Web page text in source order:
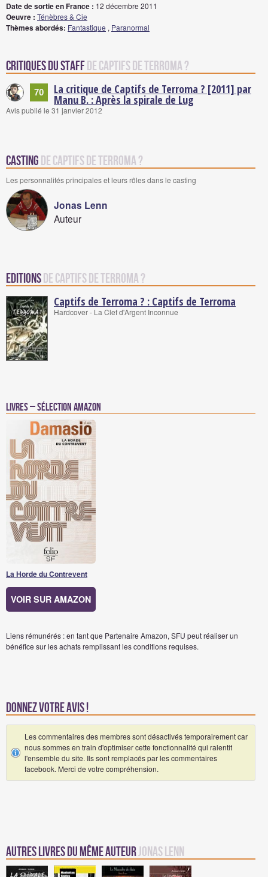
Date de sortie en France : 12 décembre 2011
Oeuvre : Ténèbres & Cie
Thèmes abordés: Fantastique , Paranormal
Critiques du staffde Captifs de Terroma ?
70 La critique de Captifs de Terroma ? [2011] par
Manu B. : Après la spirale de Lug
Avis publié le 31 janvier 2012
Casting de Captifs de Terroma ?
Les personnalités principales et leurs rôles dans le casting
Jonas Lenn
Auteur
Editionsde Captifs de Terroma ?
Captifs de Terroma ? : Captifs de Terroma
Hardcover - La Clef d'Argent Inconnue
Livres – Sélection Amazon
La Horde du Contrevent
VOIR SUR AMAZON
Liens rémunérés : en tant que Partenaire Amazon, SFU peut réaliser un
bénéfice sur les achats remplissant les conditions requises.
Donnez votre avis !
Les commentaires des membres sont désactivés temporairement car
nous sommes en train d'optimiser cette fonctionnalité qui ralentit
l'ensemble du site. Ils sont remplacés par les commentaires
facebook. Merci de votre compréhension.
Autres Livres du même auteurJonas Lenn